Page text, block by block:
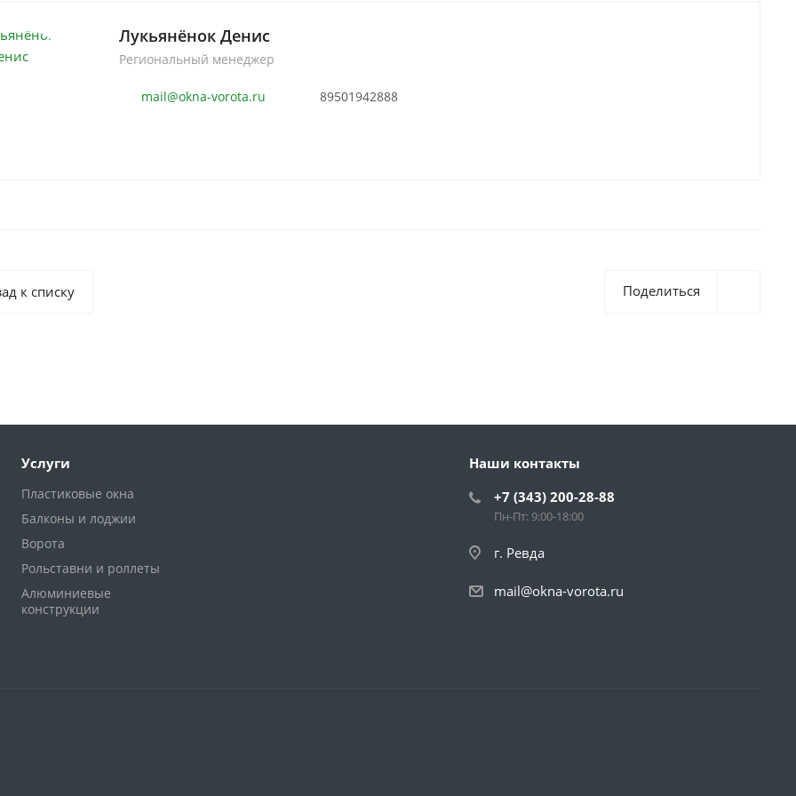
Лукьянёнок Денис
Региональный менеджер
mail@okna-vorota.ru 89501942888
Поделиться
к списку
Услуги
Пластиковые окна
Балконы и лоджии
Ворота
Рольставни и роллеты
Алюминиевые
конструкции
Наши контакты
+7 (343) 200-28-88
Пн-Пт: 9:00-18:00
г. Ревда
mail@okna-vorota.ru